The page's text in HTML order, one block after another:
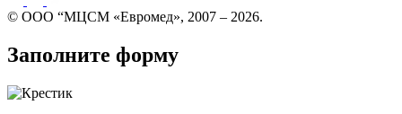
© ООО “МЦСМ «Евромед», 2007 – 2026.
Заполните форму